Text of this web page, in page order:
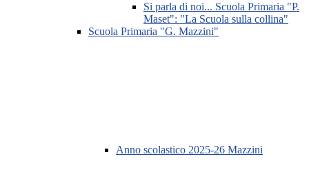
Si parla di noi... Scuola Primaria "P.
Maset": "La Scuola sulla collina"
Scuola Primaria "G. Mazzini"
Anno scolastico 2025-26 Mazzini